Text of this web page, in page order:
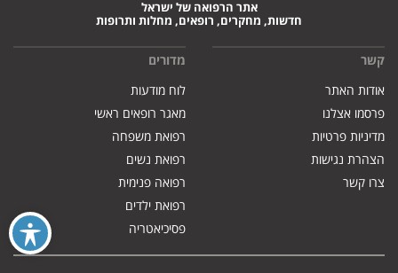
אתר הרפואה של ישראל
חדשות, מחקרים, רופאים, מחלות ותרופות
קשר
אודות האתר
פרסמו אצלנו
מדיניות פרטיות
הצהרת נגישות
צרו קשר
מדורים
לוח מודעות
מאגר רופאים ראשי
רפואת משפחה
רפואת נשים
רפואה פנימית
רפואת ילדים
פסיכיאטריה